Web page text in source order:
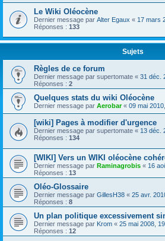
Le Wiki Oléocène
Dernier message par Alter Egaux « 17 mars
Réponses : 133
Sujets
Règles de ce forum
Dernier message par supertomate « 31 déc.
Réponses : 2
Quelques stats du wiki Oléocène
Dernier message par Aerobar« 09 mai
[wiki] Pages à modifier d'urgence
Dernier message par supertomate « 13 déc.
Réponses : 134
[WIKI] Vers un WIKI oléocène
Dernier message par Raminagrobis « 16
Réponses : 13
Oléo-Glossaire
Dernier message par GillesH38 « 25 avr.
Réponses : 8
Un plan politique excessivement
Dernier message par Krom « 25 mai 2008,
Réponses : 12